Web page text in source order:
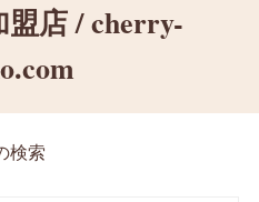
店 / cherry-
検索